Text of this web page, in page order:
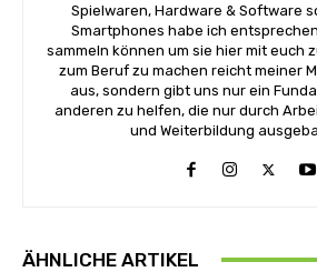
Spielwaren, Hardware & Software
Smartphones habe ich
sammeln können um sie hier mit euch
zum Beruf zu machen reicht meiner
aus, sondern gibt uns nur ein
anderen zu helfen, die nur durch
und Weiterbildung
ÄHNLICHE ARTIKEL